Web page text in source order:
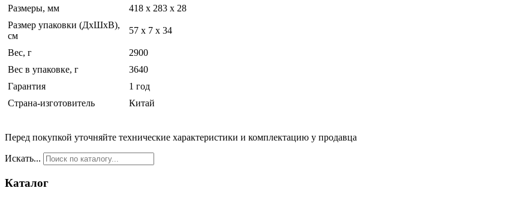
Размеры, мм
418 x 283 x 28
Размер упаковки (ДхШхВ),
см
57 x 7 x 34
Вес, г
2900
Вес в упаковке, г
3640
Гарантия
1 год
Страна-изготовитель
Китай
Перед покупкой уточняйте технические характеристики и комплектацию у продавца
Искать...
Каталог